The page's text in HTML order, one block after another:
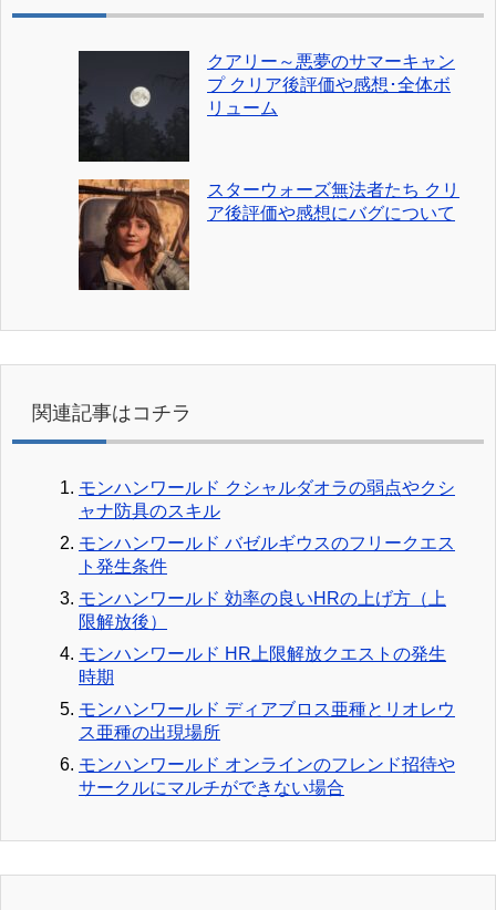
クアリー～悪夢のサマーキャン
プ クリア後評価や感想･全体ボ
リューム
スターウォーズ無法者たち クリ
ア後評価や感想にバグについて
関連記事はコチラ
モンハンワールド クシャルダオラの弱点やクシ
ャナ防具のスキル
モンハンワールド バゼルギウスのフリークエス
ト発生条件
モンハンワールド 効率の良いHRの上げ方（上
限解放後）
モンハンワールド HR上限解放クエストの発生
時期
モンハンワールド ディアブロス亜種とリオレウ
ス亜種の出現場所
モンハンワールド オンラインのフレンド招待や
サークルにマルチができない場合